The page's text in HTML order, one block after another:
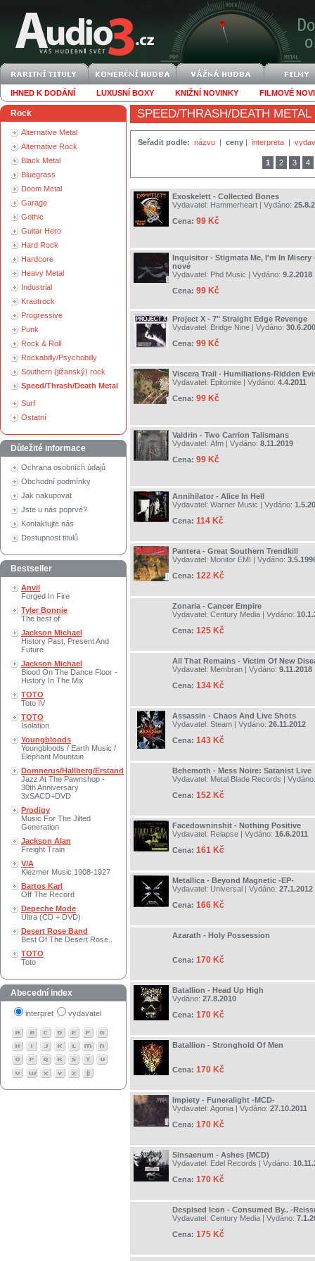
IHNED K DODÁNÍ LUXUSNÍ BOXY KNIŽNÍ NOVINKY FILMOVÉ
Rock
Alternative Metal
Alternative Rock
Black Metal
Bluegrass
Doom Metal
Garage
Gothic
Guitar Hero
Hard Rock
Hardcore
Heavy Metal
Industrial
Krautrock
Progressive
Punk
Rock & Roll
Rockabilly/Psychobilly
Southern (jižanský) rock
Speed/Thrash/Death Metal
Surf
Ostatní
Důležité informace
Ochrana osobních údajů
Obchodní podmínky
Jak nakupovat
Jste u nás poprvé?
Kontaktujte nás
Dostupnost titulů
Bestseller
Anvil
Forged In Fire
Tyler Bonnie
The best of
Jackson Michael
History Past, Present And
Future
Jackson Michael
Blood On The Dance Floor -
History In The Mix
TOTO
Toto IV
TOTO
Isolation
Youngbloods
Youngbloods / Earth Music /
Elephant Mountain
Domnerus/Hallberg/Erstand
Jazz At The Pawnshop -
30th Anniversary
3xSACD+DVD
Prodigy
Music For The Jilted
Generation
Jackson Alan
Freight Train
V/A
Klezmer Music 1908-1927
Bartos Karl
Off The Record
Depeche Mode
Ultra (CD + DVD)
Desert Rose Band
Best Of The Desert Rose..
TOTO
Toto
Abecední index
interpret vydavatel
SPEED/THRASH/DEATH METAL
Seřadit podle: názvu | ceny | interpreta |
1 2 3 4
Exoskelett - Collected Bones
Vydavatel: Hammerheart | Vydáno:
Cena: 99 Kč
Inquisitor - Stigmata Me, I'm In Misery
nové
Vydavatel: Phd Music | Vydáno: 9.2.2018
Cena: 99 Kč
Project X - 7" Straight Edge Revenge
Vydavatel: Bridge Nine | Vydáno:
Cena: 99 Kč
Viscera Trail - Humiliations-Ridden
Vydavatel: Epitomite | Vydáno: 4.4.2011
Cena: 99 Kč
Valdrin - Two Carrion Talismans
Vydavatel: Afm | Vydáno: 8.11.2019
Cena: 99 Kč
Annihilator - Alice In Hell
Vydavatel: Warner Music | Vydáno:
Cena: 114 Kč
Pantera - Great Southern Trendkill
Vydavatel: Monitor EMI | Vydáno:
Cena: 122 Kč
Zonaria - Cancer Empire
Vydavatel: Century Media | Vydáno:
Cena: 125 Kč
All That Remains - Victim Of New
Vydavatel: Membran | Vydáno: 9.11.2018
Cena: 134 Kč
Assassin - Chaos And Live Shots
Vydavatel: Steam | Vydáno: 26.11.2012
Cena: 143 Kč
Behemoth - Mess Noire: Satanist Live
Vydavatel: Metal Blade Records |
Cena: 152 Kč
Facedowninshit - Nothing Positive
Vydavatel: Relapse | Vydáno: 16.6.2011
Cena: 161 Kč
Metallica - Beyond Magnetic -EP-
Vydavatel: Universal | Vydáno: 27.1.2012
Cena: 166 Kč
Azarath - Holy Possession
Cena: 170 Kč
Batallion - Head Up High
Vydáno: 27.8.2010
Cena: 170 Kč
Batallion - Stronghold Of Men
Cena: 170 Kč
Impiety - Funeralight -MCD-
Vydavatel: Agonia | Vydáno: 27.10.2011
Cena: 170 Kč
Sinsaenum - Ashes (MCD)
Vydavatel: Edel Records | Vydáno:
Cena: 170 Kč
Despised Icon - Consumed By.. -
Vydavatel: Century Media | Vydáno:
Cena: 175 Kč